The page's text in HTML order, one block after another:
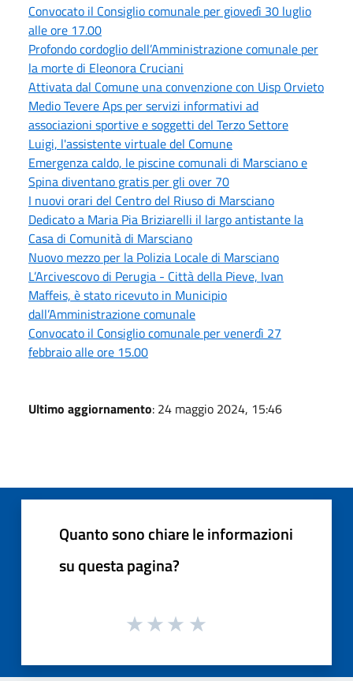
Convocato il Consiglio comunale per giovedì 30 luglio
alle ore 17.00
Profondo cordoglio dell’Amministrazione comunale per
la morte di Eleonora Cruciani
Attivata dal Comune una convenzione con Uisp Orvieto
Medio Tevere Aps per servizi informativi ad
associazioni sportive e soggetti del Terzo Settore
Luigi, l'assistente virtuale del Comune
Emergenza caldo, le piscine comunali di Marsciano e
Spina diventano gratis per gli over 70
I nuovi orari del Centro del Riuso di Marsciano
Dedicato a Maria Pia Briziarelli il largo antistante la
Casa di Comunità di Marsciano
Nuovo mezzo per la Polizia Locale di Marsciano
L’Arcivescovo di Perugia - Città della Pieve, Ivan
Maffeis, è stato ricevuto in Municipio
dall’Amministrazione comunale
Convocato il Consiglio comunale per venerdì 27
febbraio alle ore 15.00
Ultimo aggiornamento: 24 maggio 2024, 15:46
Quanto sono chiare le informazioni
su questa pagina?